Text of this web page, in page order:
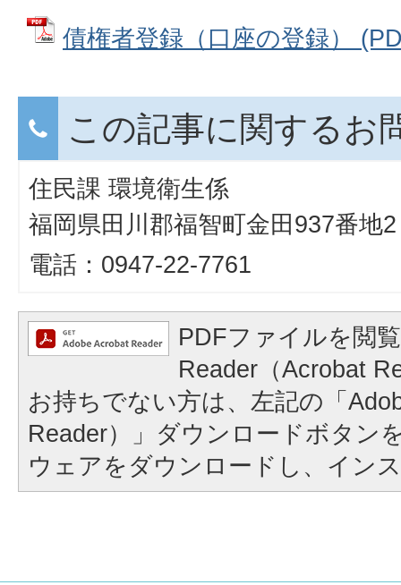
債権者登録（口座の登録）
この記事に関するお
住民課 環境衛生係
福岡県田川郡福智町金田937番地2
電話：0947-22-7761
PDFファイルを閲
Reader（Acrobat
お持ちでない方は、左記の「
Reader）」ダウンロードボタン
ウェアをダウンロードし、イン